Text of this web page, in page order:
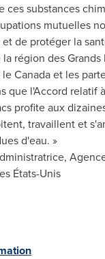
ces substances
mutuelles
de protéger la
région des Grands
leCanadaet les
que l'Accord relatif
profite aux
travaillent et
d'eau. »
États-Unis